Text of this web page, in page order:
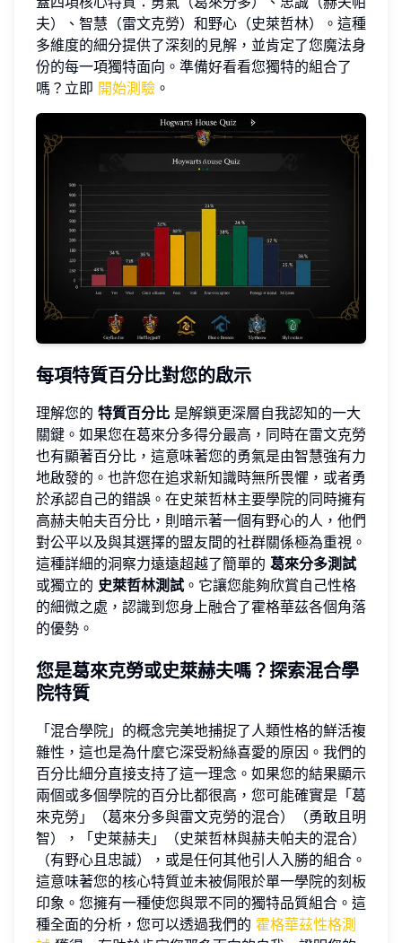
夫）、智慧（雷文克勞）和野心（史萊哲林）。這種
多維度的細分提供了深刻的見解，並肯定了您魔法身
份的每一項獨特面向。準備好看看您獨特的組合了
嗎？立即 開始測驗 。
每項特質百分比對您的啟示
理解您的 特質百分比 是解鎖更深層自我認知的一大
關鍵。如果您在葛來分多得分最高，同時在雷文克勞
也有顯著百分比，這意味著您的勇氣是由智慧強有力
地啟發的。也許您在追求新知識時無所畏懼，或者勇
於承認自己的錯誤。在史萊哲林主要學院的同時擁有
高赫夫帕夫百分比，則暗示著一個有野心的人，他們
對公平以及與其選擇的盟友間的社群關係極為重視。
這種詳細的洞察力遠遠超越了簡單的 葛來分多測試
或獨立的 史萊哲林測試。它讓您能夠欣賞自己性格
的細微之處，認識到您身上融合了霍格華茲各個角落
的優勢。
您是葛來克勞或史萊赫夫嗎？探索混合學
院特質
「混合學院」的概念完美地捕捉了人類性格的鮮活複
雜性，這也是為什麼它深受粉絲喜愛的原因。我們的
百分比細分直接支持了這一理念。如果您的結果顯示
兩個或多個學院的百分比都很高，您可能確實是「葛
來克勞」（葛來分多與雷文克勞的混合）（勇敢且明
智），「史萊赫夫」（史萊哲林與赫夫帕夫的混合）
（有野心且忠誠），或是任何其他引人入勝的組合。
這意味著您的核心特質並未被侷限於單一學院的刻板
印象。您擁有一種使您與眾不同的獨特品質組合。這
種全面的分析，您可以透過我們的 霍格華茲性格測